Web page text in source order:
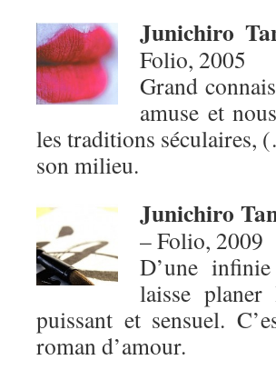
Junichiro
Folio, 2005
Grand
amuse et
les traditions séculaires,
son milieu.
Junichiro
– Folio, 2009
D’une
laisse
puissant et sensuel.
roman d’amour.